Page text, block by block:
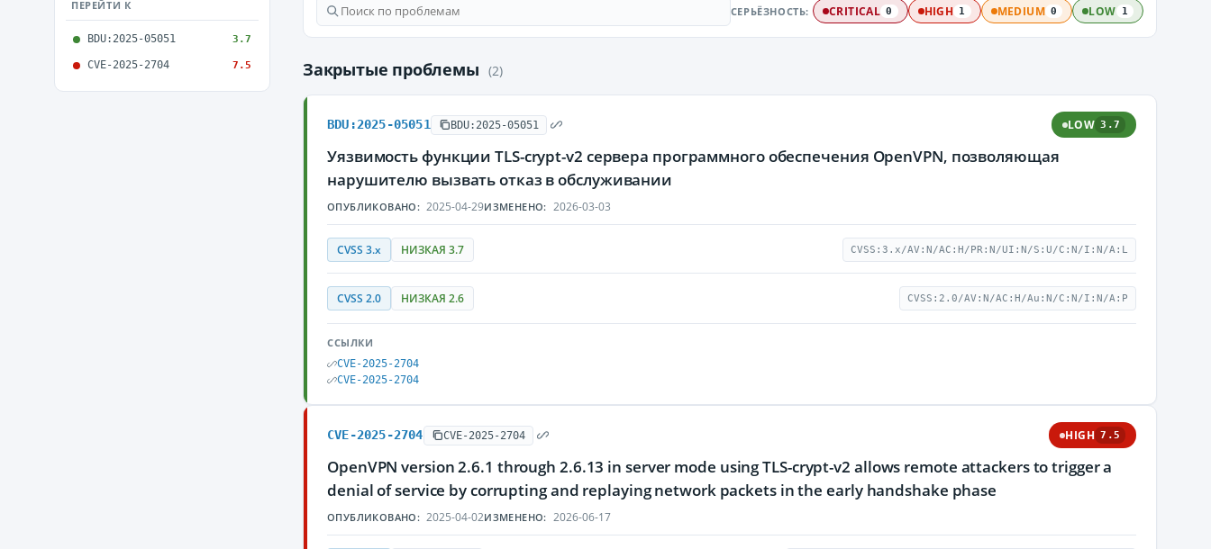
ПЕРЕЙТИ К
BDU:2025-05051 3.7
CVE-2025-2704 7.5
СЕРЬЁЗНОСТЬ: CRITICAL 0 HIGH 1 MEDIUM 0 LOW 1
Закрытые проблемы (2)
BDU:2025-05051 BDU:2025-05051 LOW 3.7
Уязвимость функции TLS-crypt-v2 сервера программного обеспечения OpenVPN, позволяющая
нарушителю вызвать отказ в обслуживании
ОПУБЛИКОВАНО: 2025-04-29ИЗМЕНЕНО: 2026-03-03
CVSS 3.x НИЗКАЯ 3.7 CVSS:3.x/AV:N/AC:H/PR:N/UI:N/S:U/C:N/I:N/A:L
CVSS 2.0 НИЗКАЯ 2.6 CVSS:2.0/AV:N/AC:H/Au:N/C:N/I:N/A:P
ССЫЛКИ
CVE-2025-2704
CVE-2025-2704
CVE-2025-2704 CVE-2025-2704 HIGH 7.5
OpenVPN version 2.6.1 through 2.6.13 in server mode using TLS-crypt-v2 allows remote attackers to trigger a
denial of service by corrupting and replaying network packets in the early handshake phase
ОПУБЛИКОВАНО: 2025-04-02ИЗМЕНЕНО: 2026-06-17